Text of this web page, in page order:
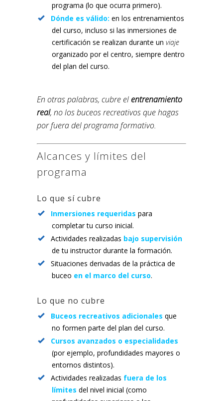
programa (lo que ocurra primero).
Dónde es válido: en los entrenamientos
del curso, incluso si las inmersiones de
certificación se realizan durante un viaje
organizado por el centro, siempre dentro
del plan del curso.
En otras palabras, cubre el entrenamiento
real, no los buceos recreativos que hagas
por fuera del programa formativo.
Alcances y límites del
programa
Lo que sí cubre
Inmersiones requeridas para
completar tu curso inicial.
Actividades realizadas bajo supervisión
de tu instructor durante la formación.
Situaciones derivadas de la práctica de
buceo en el marco del curso.
Lo que no cubre
Buceos recreativos adicionales que
no formen parte del plan del curso.
Cursos avanzados o especialidades
(por ejemplo, profundidades mayores o
entornos distintos).
Actividades realizadas fuera de los
límites del nivel inicial (como